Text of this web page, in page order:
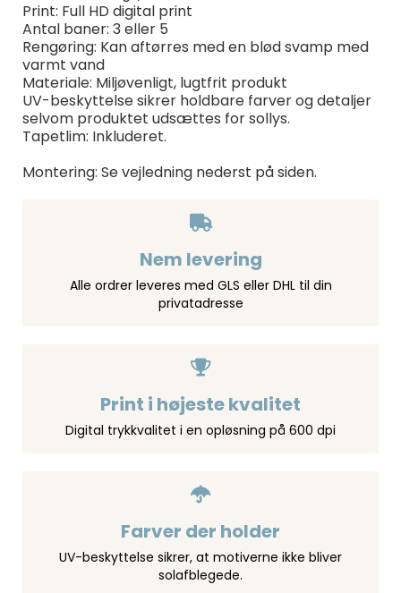
Print: Full HD digital print
Antal baner: 3 eller 5
Rengøring: Kan aftørres med en blød svamp med
varmt vand
Materiale: Miljøvenligt, lugtfrit produkt
UV-beskyttelse sikrer holdbare farver og detaljer
selvom produktet udsættes for sollys.
Tapetlim: Inkluderet.
Montering: Se vejledning nederst på siden.
Nem levering
Alle ordrer leveres med GLS eller DHL til din
privatadresse
Print i højeste kvalitet
Digital trykkvalitet i en opløsning på 600 dpi
Farver der holder
UV-beskyttelse sikrer, at motiverne ikke bliver
solafblegede.